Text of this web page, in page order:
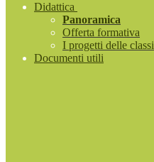
Didattica
Panoramica
Offerta formativa
I progetti delle classi
Documenti utili